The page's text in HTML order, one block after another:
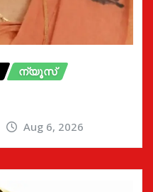
ന്യൂസ്
Aug 6, 2026